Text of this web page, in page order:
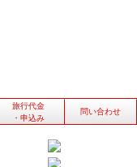
旅行代金
・申込み
問い合わせ